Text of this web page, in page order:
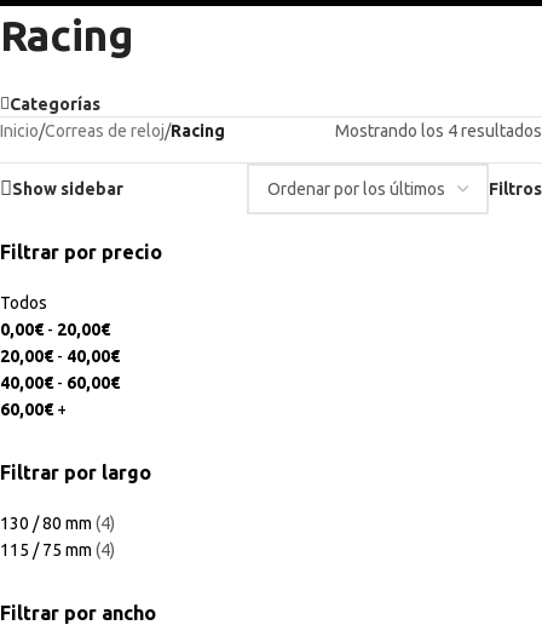
Racing
Categorías
Inicio/Correas de reloj/Racing Mostrando los 4 resultados
Show sidebar Filtros
Filtrar por precio
Todos
0,00€ - 20,00€
20,00€ - 40,00€
40,00€ - 60,00€
60,00€ +
Filtrar por largo
130 / 80 mm (4)
115 / 75 mm (4)
Filtrar por ancho